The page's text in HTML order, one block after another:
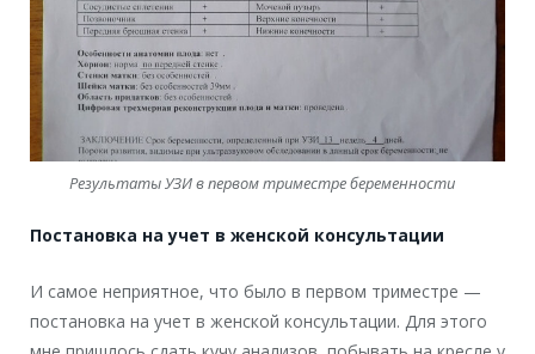
Результаты УЗИ в первом триместре беременности
Постановка на учет в женской консультации
И самое неприятное, что было в первом триместре —
постановка на учет в женской консультации. Для этого